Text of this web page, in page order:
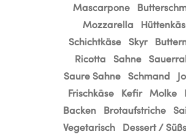
Mascarpone
Mozzarella
Schichtkäse
Skyr
Ricotta
Sahne
Saure Sahne
Schmand
Frischkäse
Kefir Molke
Backen
Brotaufstriche
Vegetarisch
Dessert /